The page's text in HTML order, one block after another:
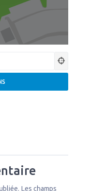
Les champs